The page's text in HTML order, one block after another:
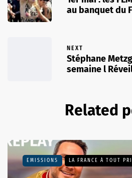
au banquet du
NEXT
Stéphane
semaine l
Related
EMISSIONS LA FRANCE À TOUT